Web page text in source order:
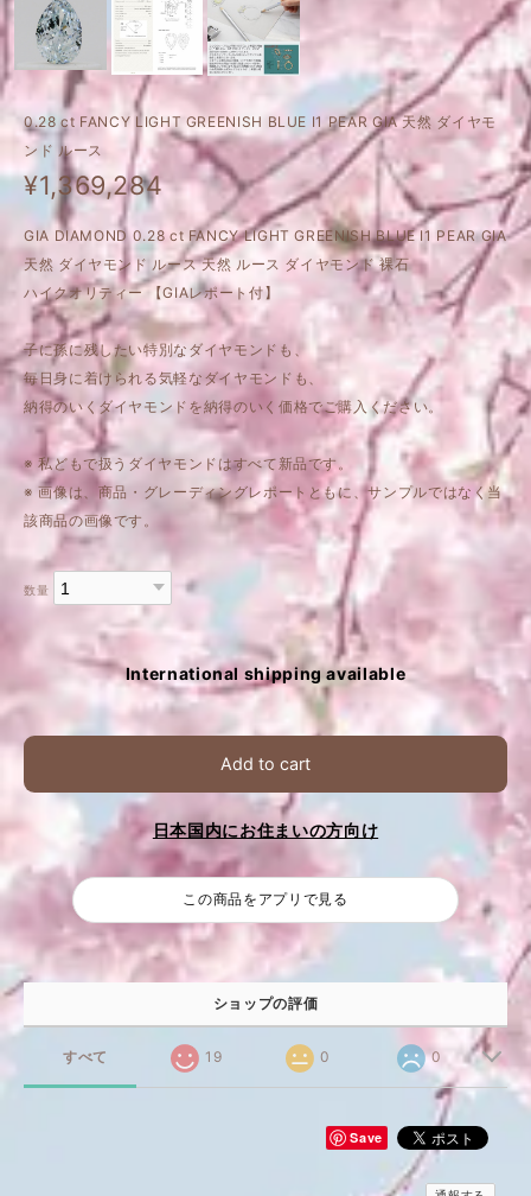
0.28 ct FANCY LIGHT GREENISH BLUE I1 PEAR GIA 天然 ダイヤモ
ンド ルース
¥1,369,284
GIA DIAMOND 0.28 ct FANCY LIGHT GREENISH BLUE I1 PEAR GIA
天然 ダイヤモンド ルース 天然 ルース ダイヤモンド 裸石
ハイクオリティー 【GIAレポート付】
子に孫に残したい特別なダイヤモンドも、
毎日身に着けられる気軽なダイヤモンドも、
納得のいくダイヤモンドを納得のいく価格でご購入ください。
※ 私どもで扱うダイヤモンドはすべて新品です。
※ 画像は、商品・グレーディングレポートともに、サンプルではなく当
該商品の画像です。
数量
International shipping available
Add to cart
日本国内にお住まいの方向け
この商品をアプリで見る
ショップの評価
すべて 19 0 0
Save